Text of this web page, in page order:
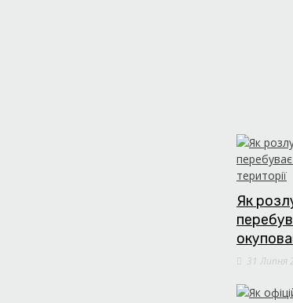
Як
31 Липня